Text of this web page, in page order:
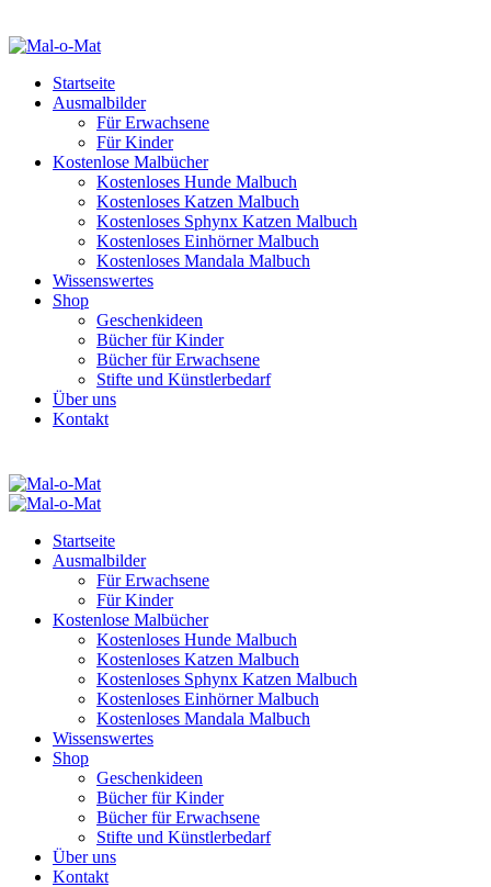
Startseite
Ausmalbilder
Für Erwachsene
Für Kinder
Kostenlose Malbücher
Kostenloses Hunde Malbuch
Kostenloses Katzen Malbuch
Kostenloses Sphynx Katzen Malbuch
Kostenloses Einhörner Malbuch
Kostenloses Mandala Malbuch
Wissenswertes
Shop
Geschenkideen
Bücher für Kinder
Bücher für Erwachsene
Stifte und Künstlerbedarf
Über uns
Kontakt
Startseite
Ausmalbilder
Für Erwachsene
Für Kinder
Kostenlose Malbücher
Kostenloses Hunde Malbuch
Kostenloses Katzen Malbuch
Kostenloses Sphynx Katzen Malbuch
Kostenloses Einhörner Malbuch
Kostenloses Mandala Malbuch
Wissenswertes
Shop
Geschenkideen
Bücher für Kinder
Bücher für Erwachsene
Stifte und Künstlerbedarf
Über uns
Kontakt